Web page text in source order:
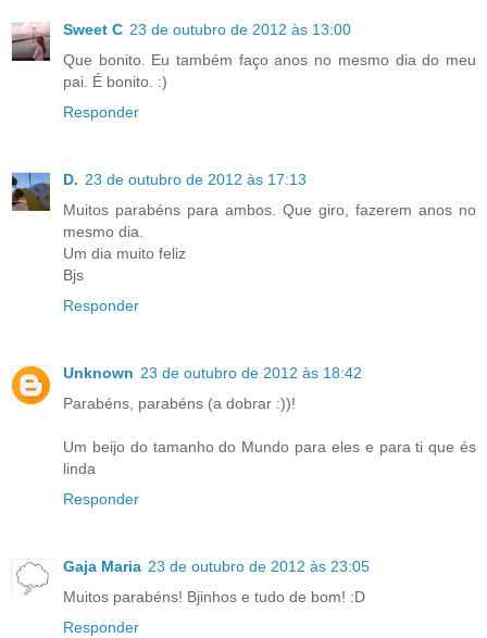
Sweet C 23 de outubro de 2012 às 13:00
Que bonito. Eu também faço anos no mesmo dia do meu
pai. É bonito. :)
Responder
D. 23 de outubro de 2012 às 17:13
Muitos parabéns para ambos. Que giro, fazerem anos no
mesmo dia.
Um dia muito feliz
Bjs
Responder
Unknown 23 de outubro de 2012 às 18:42
Parabéns, parabéns (a dobrar :))!
Um beijo do tamanho do Mundo para eles e para ti que és
linda
Responder
Gaja Maria 23 de outubro de 2012 às 23:05
Muitos parabéns! Bjinhos e tudo de bom! :D
Responder